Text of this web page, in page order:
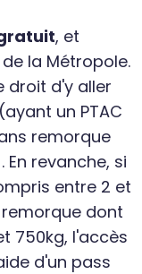
, et
la Métropole.
droit d'y aller
(ayant un PTAC
remorque
revanche, si
entre 2 et
dont
750kg, l'accès
d'un pass